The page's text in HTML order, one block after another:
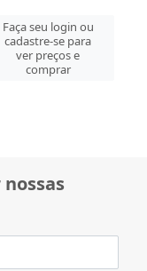
Faça seu login ou
cadastre-se para
ver preços e
comprar